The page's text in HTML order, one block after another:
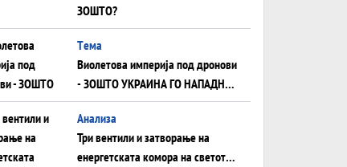
ЗОШТО?
Tема
Виолетова империја под дронови
- ЗОШТО УКРАИНА ГО НАПАДНА
РУСКИОТ WILDBERRIES
Aнализа
Три вентили и затворање на
енергетската комора на светот: